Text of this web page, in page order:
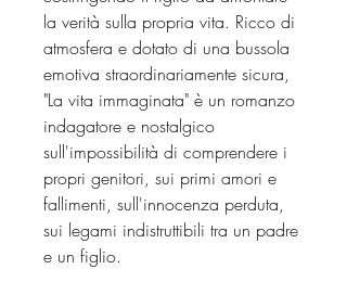
la verità sulla propria vita. Ricco di
atmosfera e dotato di una bussola
emotiva straordinariamente sicura,
"La vita immaginata" è un romanzo
indagatore e nostalgico
sull'impossibilità di comprendere i
propri genitori, sui primi amori e
fallimenti, sull'innocenza perduta,
sui legami indistruttibili tra un padre
e un figlio.